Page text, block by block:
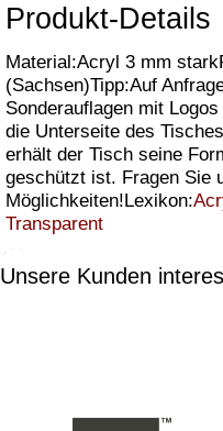
Produkt-Details
Material:Acryl 3 mm
(Sachsen)Tipp:Auf
Sonderauflagen mit
die Unterseite des
erhält der Tisch seine
geschützt ist. Fragen Sie
Möglichkeiten!Lexikon:
Transparent
Unsere Kunden